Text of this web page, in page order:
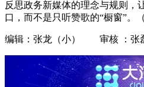
反思政务新媒体的理念与规则，
口，而不是只听赞歌的“橱窗”。
编辑：张龙（小） 审核 ：张